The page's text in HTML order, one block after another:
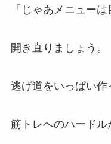
「じゃあメニュー
開き直りましょう。
逃げ道をいっぱい
筋トレへのハードル